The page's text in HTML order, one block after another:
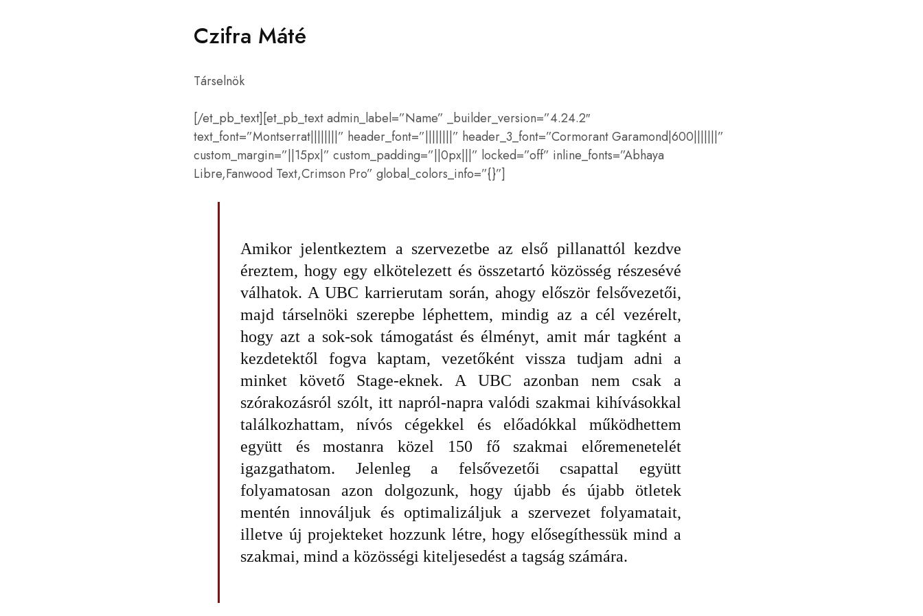
Czifra Máté
Társelnök
[/et_pb_text][et_pb_text admin_label=”Name” _builder_version=”4.24.2″
text_font=”Montserrat||||||||” header_font=”||||||||” header_3_font=”Cormorant Garamond|600|||||||”
custom_margin=”||15px|” custom_padding=”||0px|||” locked=”off” inline_fonts=”Abhaya
Libre,Fanwood Text,Crimson Pro” global_colors_info=”{}”]
Amikor jelentkeztem a szervezetbe az első pillanattól kezdve
éreztem, hogy egy elkötelezett és összetartó közösség részesévé
válhatok. A UBC karrierutam során, ahogy először felsővezetői,
majd társelnöki szerepbe léphettem, mindig az a cél vezérelt,
hogy azt a sok-sok támogatást és élményt, amit már tagként a
kezdetektől fogva kaptam, vezetőként vissza tudjam adni a
minket követő Stage-eknek. A UBC azonban nem csak a
szórakozásról szólt, itt napról-napra valódi szakmai kihívásokkal
találkozhattam, nívós cégekkel és előadókkal működhettem
együtt és mostanra közel 150 fő szakmai előremenetelét
igazgathatom. Jelenleg a felsővezetői csapattal együtt
folyamatosan azon dolgozunk, hogy újabb és újabb ötletek
mentén innováljuk és optimalizáljuk a szervezet folyamatait,
illetve új projekteket hozzunk létre, hogy elősegíthessük mind a
szakmai, mind a közösségi kiteljesedést a tagság számára.